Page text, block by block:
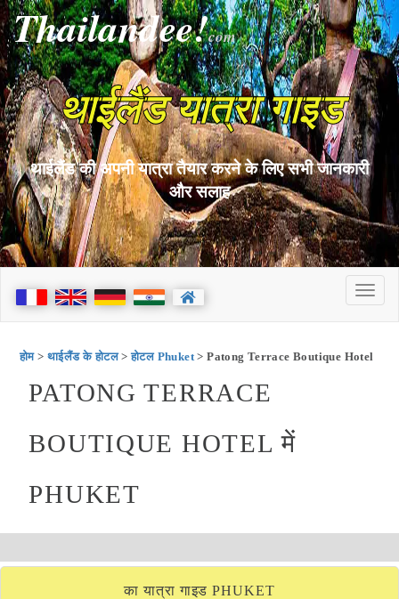
Thailandee!com
थाईलैंड यात्रा गाइड
थाईलैंड की अपनी यात्रा तैयार करने के लिए सभी जानकारी
और सलाह
होम>थाईलैंड के होटल>होटल Phuket> Patong Terrace Boutique Hotel
PATONG TERRACE
BOUTIQUE HOTEL में
PHUKET
का यात्रा गाइड PHUKET